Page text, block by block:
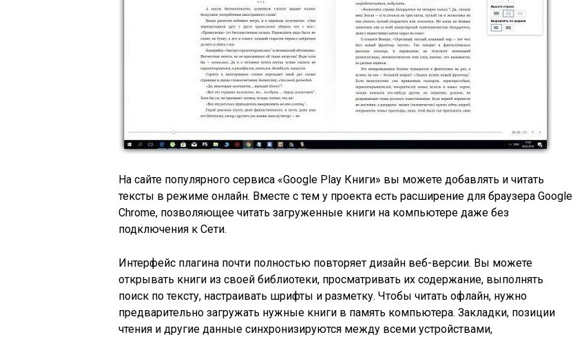
На сайте популярного сервиса «Google Play Книги» вы можете добавлять и читать
тексты в режиме онлайн. Вместе с тем у проекта есть расширение для браузера Google
Chrome, позволяющее читать загруженные книги на компьютере даже без
подключения к Сети.
Интерфейс плагина почти полностью повторяет дизайн веб-версии. Вы можете
открывать книги из своей библиотеки, просматривать их содержание, выполнять
поиск по тексту, настраивать шрифты и разметку. Чтобы читать офлайн, нужно
предварительно загружать нужные книги в память компьютера. Закладки, позиции
чтения и другие данные синхронизируются между всеми устройствами,